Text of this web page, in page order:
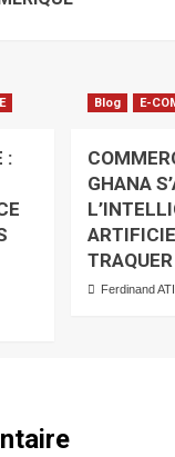
:
Blog E-
GHANA
Ferdinand